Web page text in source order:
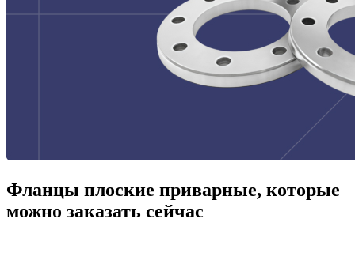
Фланцы плоские приварные, которые
можно заказать сейчас